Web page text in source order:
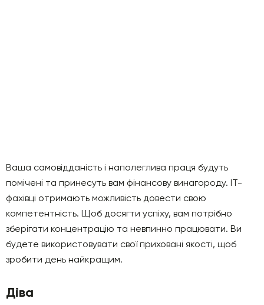
Ваша самовідданість і наполеглива праця будуть
помічені та принесуть вам фінансову винагороду. IT-
фахівці отримають можливість довести свою
компетентність. Щоб досягти успіху, вам потрібно
зберігати концентрацію та невпинно працювати. Ви
будете використовувати свої приховані якості, щоб
зробити день найкращим.
Діва